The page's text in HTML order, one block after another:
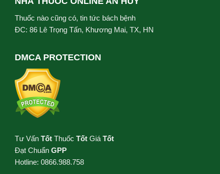
Thuốc nào cũng có, tin tức bách bệnh
ĐC: 86 Lê Trọng Tấn, Khương Mai, TX, HN
DMCA PROTECTION
Tư Vấn Tốt Thuốc Tốt Giá Tốt
Đạt Chuẩn GPP
Hotline: 0866.988.758